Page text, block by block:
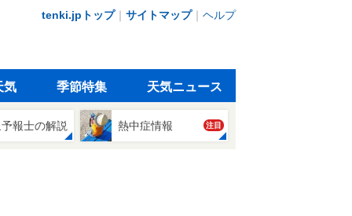
tenki.jpトップ｜ サイトマップ｜ ヘルプ
気 季節特集 天気ニュース
報士の解説 熱中症情報 注目